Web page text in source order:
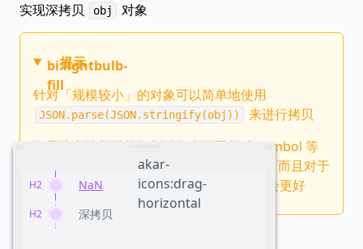
实现深拷贝
obj 对象
bi:lightbulb-
fill
提示
针对「规模较小」的对象可以简单地使用
JSON.parse(JSON.stringify(obj))
来进行拷贝
但是该方法并不能复制对象中的函数或 Symbol 等
structuredClone()
方法则可以，而且对于
「规模较大」的对象拷贝，相对而言性能会更好
akar-
icons:drag-
horizontal
H2 NaN
H2 深拷贝